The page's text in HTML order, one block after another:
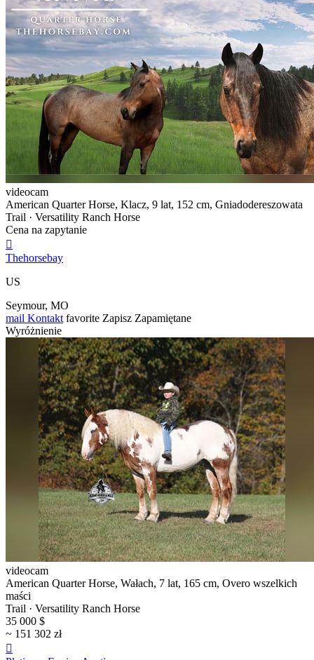
videocam
American Quarter Horse, Klacz, 9 lat, 152 cm, Gniadodereszowata
Trail · Versatility Ranch Horse
Cena na zapytanie

Thehorsebay
US
Seymour, MO
mail Kontakt favorite Zapisz Zapamiętane
Wyróżnienie
videocam
American Quarter Horse, Wałach, 7 lat, 165 cm, Overo wszelkich
maści
Trail · Versatility Ranch Horse
35 000 $
~ 151 302 zł
